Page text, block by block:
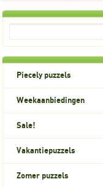
Piecely puzzels
Weekaanbiedingen
Sale!
Vakantiepuzzels
Zomer puzzels